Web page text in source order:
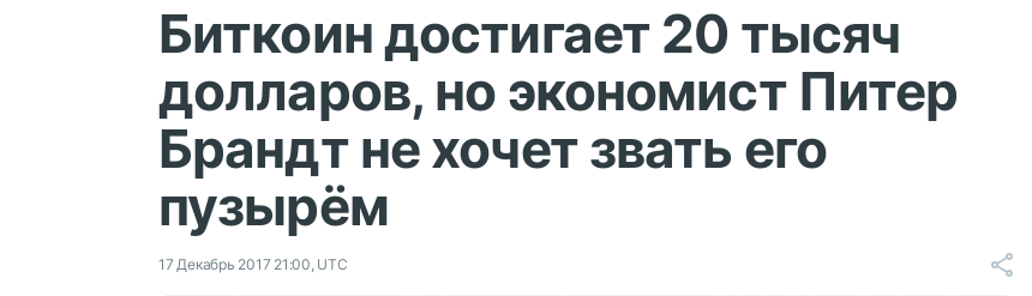
Биткоин достигает 20 тысяч
долларов, но экономист Питер
Брандт не хочет звать его
пузырём
17 Декабрь 2017 21:00, UTC